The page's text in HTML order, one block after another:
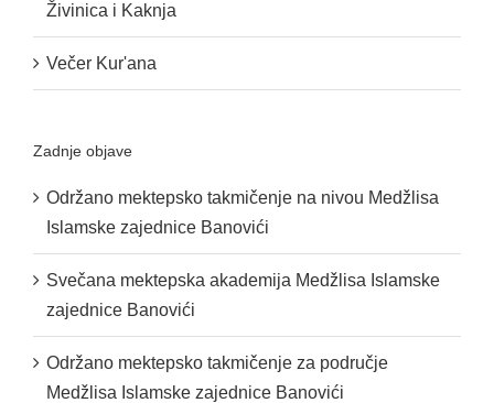
Živinica i Kaknja
Večer Kur'ana
Zadnje objave
Održano mektepsko takmičenje na nivou Medžlisa
Islamske zajednice Banovići
Svečana mektepska akademija Medžlisa Islamske
zajednice Banovići
Održano mektepsko takmičenje za područje
Medžlisa Islamske zajednice Banovići